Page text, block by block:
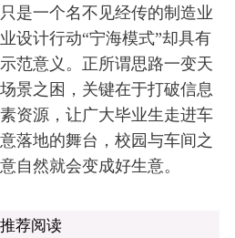
是一个名不见经传的制造业
设计行动“宁海模式”却具有
范意义。正所谓思路一变天
景之困，关键在于打破信息
资源，让广大毕业生走进车
落地的舞台，校园与车间之
自然就会变成好生意。
推荐阅读